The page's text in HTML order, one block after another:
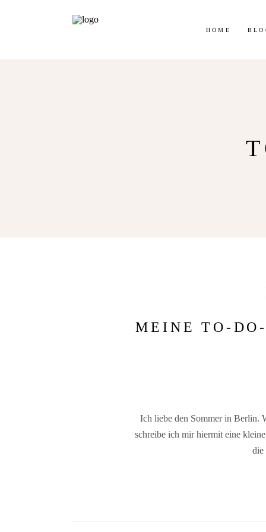
HOME
MEINE TO-
Ich liebe den Sommer in Berlin.
schreibe ich mir hiermit eine
die